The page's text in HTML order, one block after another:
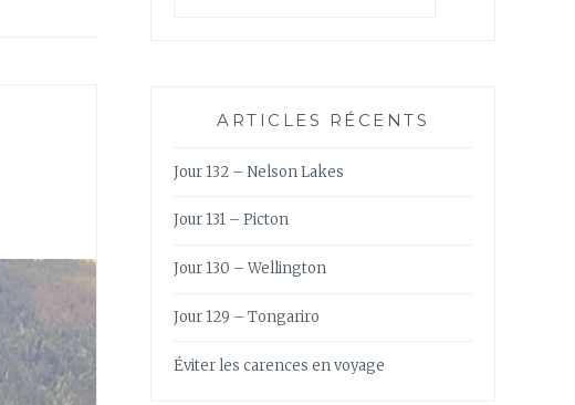
ARTICLES RÉCENTS
Jour 132 – Nelson Lakes
Jour 131 – Picton
Jour 130 – Wellington
Jour 129 – Tongariro
Éviter les carences en voyage